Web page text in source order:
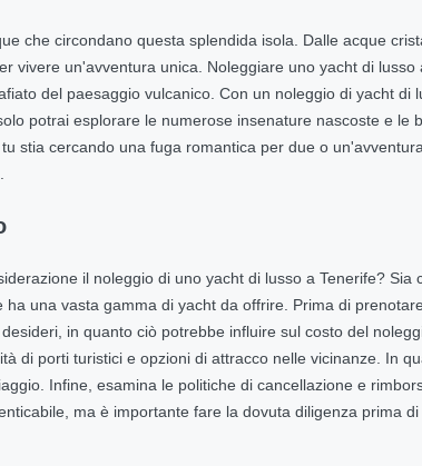
che circondano questa splendida isola. Dalle acque
un'avventura unica. Noleggiare uno yacht di lusso
del paesaggio vulcanico. Con un noleggio di yacht di
potrai esplorare le numerose insenature nascoste e le
stia cercando una fuga romantica per due o
il noleggio di uno yacht di lusso a Tenerife? Sia
una vasta gamma di yacht da offrire. Prima di
in quanto ciò potrebbe influire sul costo del
di porti turistici e opzioni di attracco nelle vicinanze. In
Infine, esamina le politiche di cancellazione e
ma è importante fare la dovuta diligenza prima di